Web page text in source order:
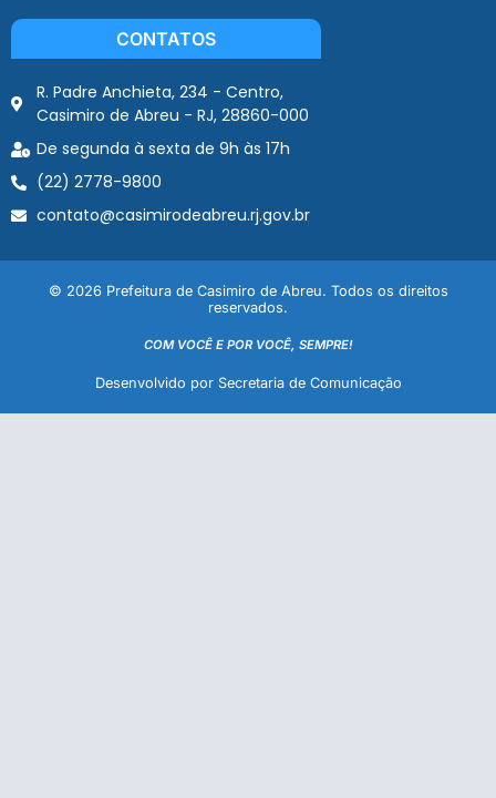
CONTATOS
R. Padre Anchieta, 234 - Centro,
Casimiro de Abreu - RJ, 28860-000
De segunda à sexta de 9h às 17h
(22) 2778-9800
contato@casimirodeabreu.rj.gov.br
© 2026 Prefeitura de Casimiro de Abreu. Todos os direitos
reservados.
COM VOCÊ E POR VOCÊ, SEMPRE!
Desenvolvido por Secretaria de Comunicação